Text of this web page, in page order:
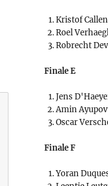
Kristof
Roel
Robrecht
Finale E
Jens
Amin
Oscar
Finale F
Yoran